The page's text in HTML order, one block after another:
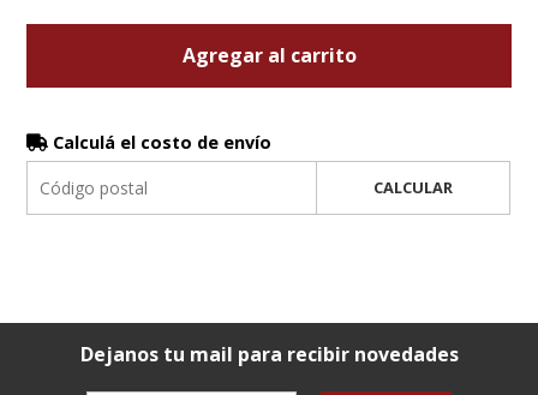
Agregar al carrito
Calculá el costo de envío
CALCULAR
Dejanos tu mail para recibir novedades